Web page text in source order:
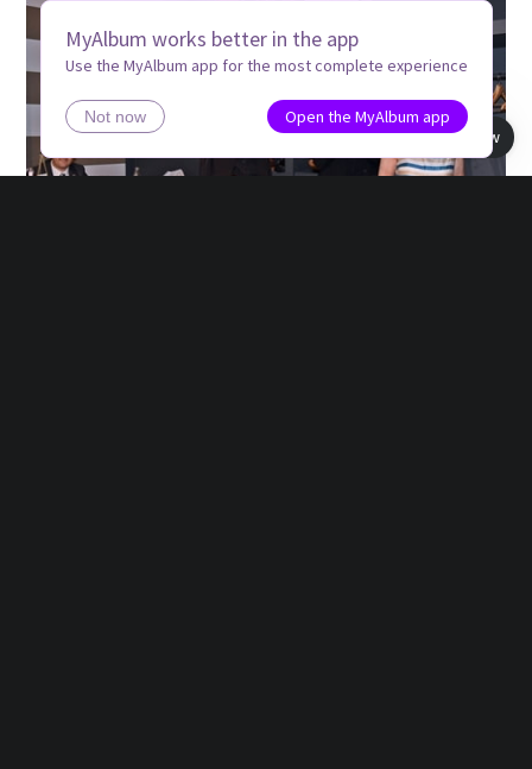
MyAlbum works better in the app
Use the MyAlbum app for the most complete experience
Not now
Open the MyAlbum app
Book view